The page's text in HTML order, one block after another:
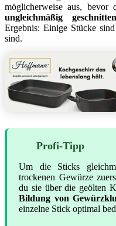
möglicherweise aus,
ungleichmäßig
Ergebnis: Einige Stücke
sind.
Profi-Tipp
Um die Sticks
trockenen Gewürze
du sie über die geölten
Bildung von
einzelne Stick optimal